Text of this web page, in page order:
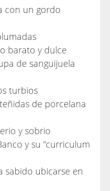
con un gordo
barato y dulce
de sanguijuela
turbios
de porcelana
y sobrio
y su “curriculum
sabido ubicarse en